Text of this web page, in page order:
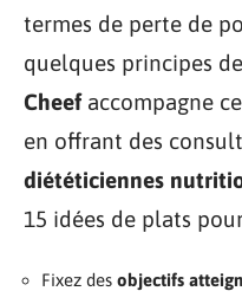
termes de perte de
quelques principes
Cheefaccompagne
en offrant des
diététiciennes
15 idées de plats
Fixez des objectifs